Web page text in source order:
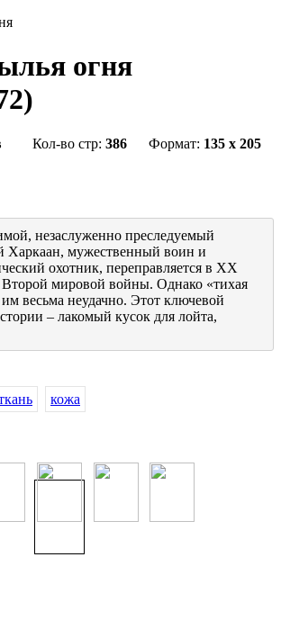
огня
)
Кол-во стр: 386 Формат: 135 x 205
незаслуженно преследуемый
Харкаан, мужественный воин и
охотник, переправляется в XX
Второй мировой войны. Однако «тихая
весьма неудачно. Этот ключевой
– лакомый кусок для лойта,
кожа